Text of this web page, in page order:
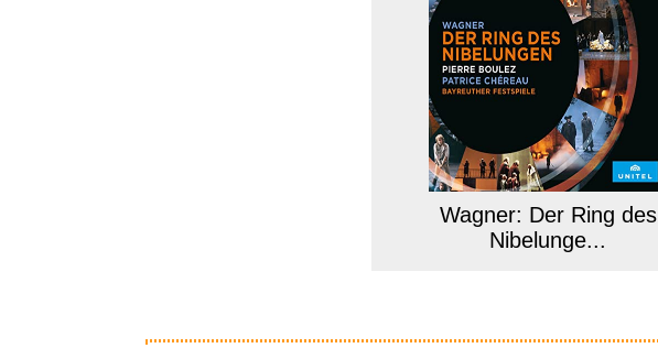
Wagner: Der Ring des
Nibelunge...